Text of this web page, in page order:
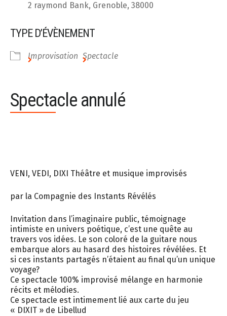
2 raymond Bank, Grenoble, 38000
TYPE D’ÉVÈNEMENT
Improvisation Spectacle
Spectacle annulé
VENI, VEDI, DIXI Théâtre et musique improvisés
par la Compagnie des Instants Révélés
Invitation dans l’imaginaire public, témoignage
intimiste en univers poétique, c’est une quête au
travers vos idées. Le son coloré de la guitare nous
embarque alors au hasard des histoires révélées. Et
si ces instants partagés n’étaient au final qu’un unique
voyage?
Ce spectacle 100% improvisé mélange en harmonie
récits et mélodies.
Ce spectacle est intimement lié aux carte du jeu
« DIXIT » de Libellud